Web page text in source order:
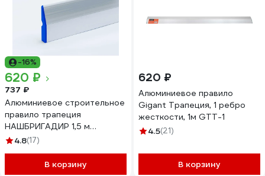
-16%
620 ₽
737 ₽
Алюминиевое строительное
правило трапеция
НАШБРИГАДИР 1,5 м
22149515B
4.8(17)
В корзину
620 ₽
Алюминиевое правило
Gigant Трапеция, 1 ребро
жесткости, 1м GTT-1
4.5(21)
В корзину